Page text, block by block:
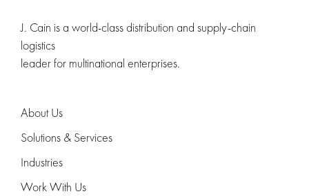
J. Cain is a world-class distribution and supply-chain
logistics
leader for multinational enterprises.
About Us
Solutions & Services
Industries
Work With Us